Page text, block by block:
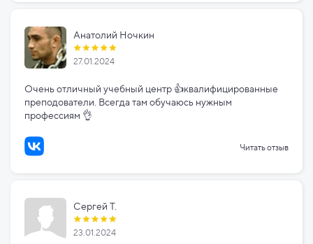
Анатолий Ночкин
27.01.2024
Очень отличный учебный центр 👍квалифицированные
преподователи. Всегда там обучаюсь нужным
профессиям 👌
Читать отзыв
Сергей Т.
23.01.2024